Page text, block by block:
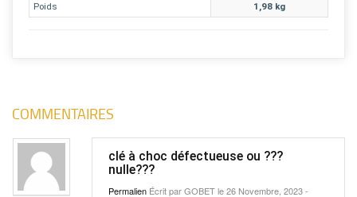
Poids
1,98 kg
COMMENTAIRES
clé à choc défectueuse ou ???
nulle???
Permalien Écrit parGOBETle 26 Novembre, 2023 -